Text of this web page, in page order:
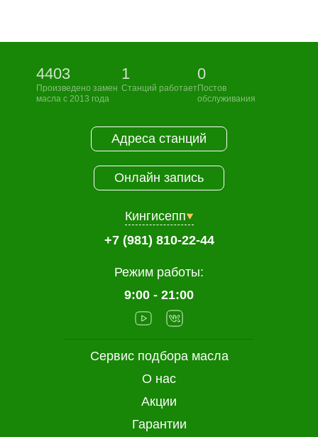
4403
Произведено замен
масла с 2013 года
1
Станций работает
0
Постов
обслуживания
Сервис подбора масла
О нас
Акции
Гарантии
Адреса станций
Онлайн запись
Кингисепп
+7 (981) 810-22-44
Режим работы:
9:00 - 21:00